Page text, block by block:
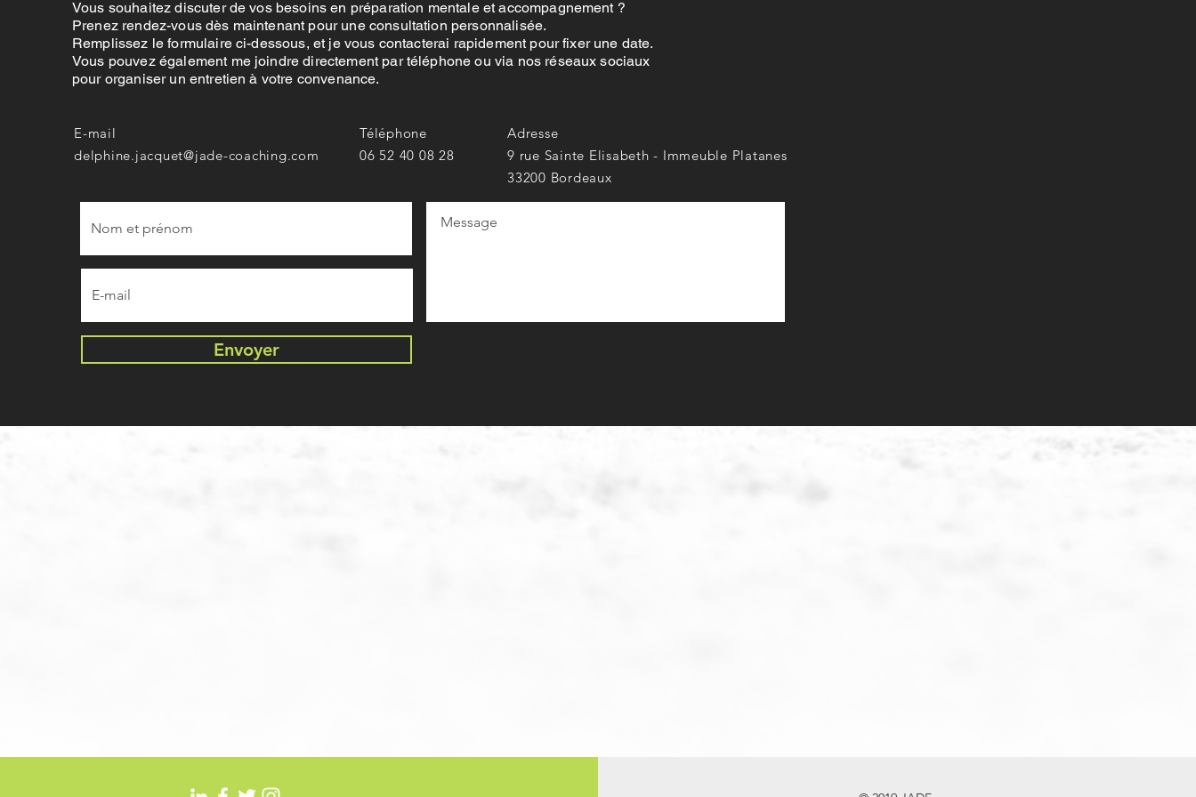
Vous souhaitez discuter de vos besoins en préparation mentale et accompagnement ?
Prenez rendez-vous dès maintenant pour une consultation personnalisée.
Remplissez le formulaire ci-dessous, et je vous contacterai rapidement pour fixer une date.
Vous pouvez également me joindre directement par téléphone ou via nos réseaux sociaux
pour organiser un entretien à votre convenance.
Téléphone
06 52 40 08 28
E-mail
delphine.jacquet@jade-coaching.com
Adresse
9 rue Sainte Elisabeth - Immeuble Platanes
33200 Bordeaux
Envoyer